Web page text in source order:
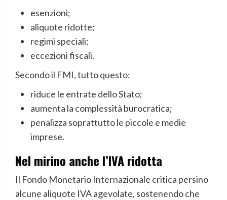
esenzioni;
aliquote ridotte;
regimi speciali;
eccezioni fiscali.
Secondo il FMI, tutto questo:
riduce le entrate dello Stato;
aumenta la complessità burocratica;
penalizza soprattutto le piccole e medie
imprese.
Nel mirino anche l’IVA ridotta
Il Fondo Monetario Internazionale critica persino
alcune aliquote IVA agevolate, sostenendo che